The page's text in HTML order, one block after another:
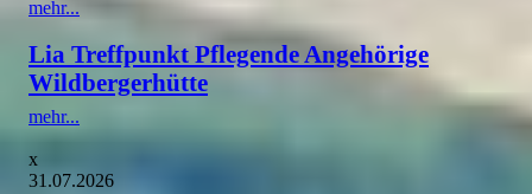
mehr...
Lia Treffpunkt Pflegende Angehörige
Wildbergerhütte
mehr...
x
31.07.2026